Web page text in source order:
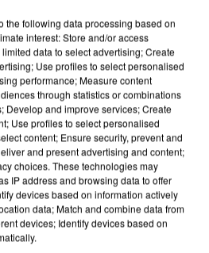
the following data processing based on
interest: Store and/or access
data to select advertising; Create
Use profiles to select personalised
performance; Measure content
through statistics or combinations
Develop and improve services; Create
Use profiles to select personalised
content; Ensure security, prevent and
and present advertising and content;
choices. These technologies may
IP address and browsing data to offer
devices based on information actively
data; Match and combine data from
devices; Identify devices based on